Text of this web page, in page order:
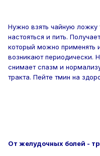
Нужно взять чайную ложку
настояться и пить.
который можно применять
возникают периодически.
снимает спазм и
тракта. Пейте тмин на
От желудочных болей -